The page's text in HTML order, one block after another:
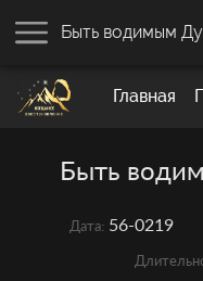
Главная
Быть водимым
Быть
Дата: 56-0219